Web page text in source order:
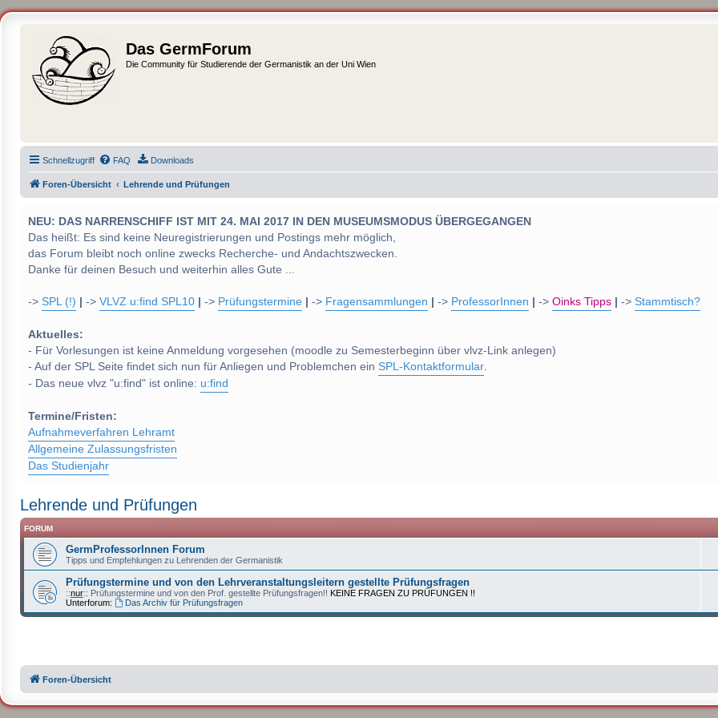
Das GermForum
Die Community für Studierende der Germanistik an der Uni Wien
Schnellzugriff FAQ Downloads
Foren-Übersicht Lehrende und Prüfungen
NEU: DAS NARRENSCHIFF IST MIT 24. MAI 2017 IN DEN MUSEUMSMODUS ÜBERGEGANGEN
Das heißt: Es sind keine Neuregistrierungen und Postings mehr möglich,
das Forum bleibt noch online zwecks Recherche- und Andachtszwecken.
Danke für deinen Besuch und weiterhin alles Gute ...
-> SPL (!) -> VLVZ u:find SPL10 -> Prüfungstermine -> Fragensammlungen -> ProfessorInnen -> Oinks Tipps -> Stammtisch?
Aktuelles:
- Für Vorlesungen ist keine Anmeldung vorgesehen (moodle zu Semesterbeginn über vlvz-Link anlegen)
- Auf der SPL Seite findet sich nun für Anliegen und Problemchen ein SPL-Kontaktformular.
- Das neue vlvz "u:find" ist online: u:find
Termine/Fristen:
Aufnahmeverfahren Lehramt
Allgemeine Zulassungsfristen
Das Studienjahr
Lehrende und Prüfungen
FORUM
GermProfessorInnen Forum
Tipps und Empfehlungen zu Lehrenden der Germanistik
Prüfungstermine und von den Lehrveranstaltungsleitern gestellte Prüfungsfragen
::nur:: Prüfungstermine und von den Prof. gestellte Prüfungsfragen!! KEINE FRAGEN ZU PRÜFUNGEN !!
Unterforum:
Das Archiv für Prüfungsfragen
Foren-Übersicht